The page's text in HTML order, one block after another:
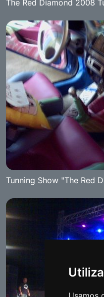
The Red Diamond 2008
Tunning Show "The Red